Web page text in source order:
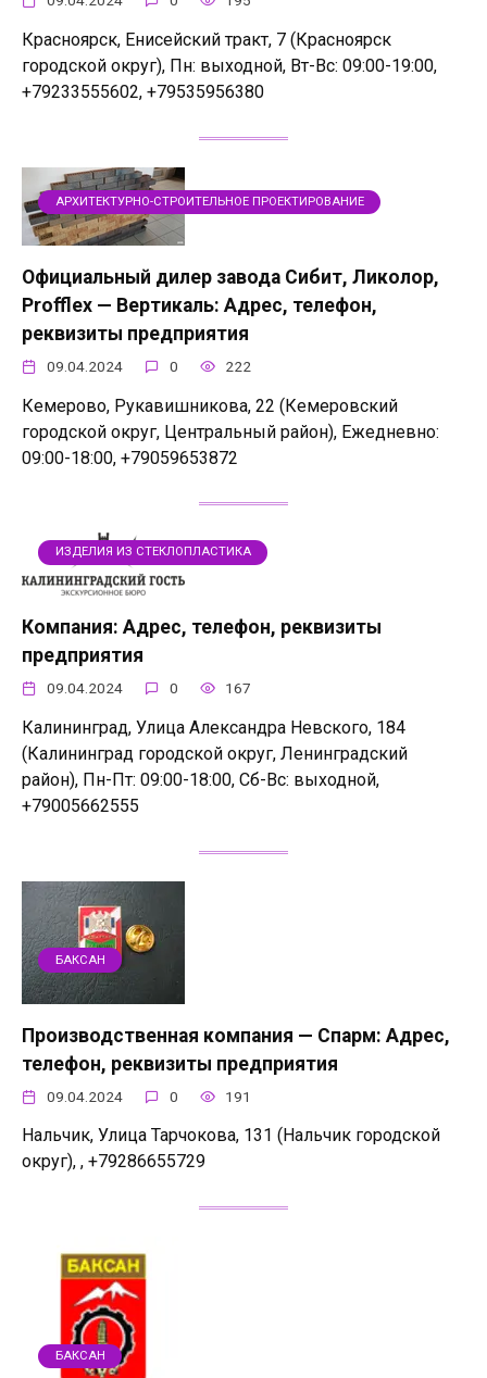
Красноярск, Енисейский тракт, 7 (Красноярск
городской округ), Пн: выходной, Вт-Вс: 09:00-19:00,
+79233555602, +79535956380
АРХИТЕКТУРНО-СТРОИТЕЛЬНОЕ ПРОЕКТИРОВАНИЕ
Официальный дилер завода Сибит, Ликолор,
Profflex — Вертикаль: Адрес, телефон,
реквизиты предприятия
09.04.2024 0 222
Кемерово, Рукавишникова, 22 (Кемеровский
городской округ, Центральный район), Ежедневно:
09:00-18:00, +79059653872
ИЗДЕЛИЯ ИЗ СТЕКЛОПЛАСТИКА
Компания: Адрес, телефон, реквизиты
предприятия
09.04.2024 0 167
Калининград, Улица Александра Невского, 184
(Калининград городской округ, Ленинградский
район), Пн-Пт: 09:00-18:00, Сб-Вс: выходной,
+79005662555
БАКСАН
Производственная компания — Спарм: Адрес,
телефон, реквизиты предприятия
09.04.2024 0 191
Нальчик, Улица Тарчокова, 131 (Нальчик городской
округ), , +79286655729
БАКСАН